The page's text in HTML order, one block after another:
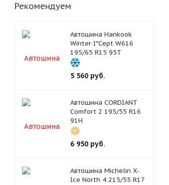
Рекомендуем
Автошина Hankook
Winter I*Cept W616
195/65 R15 95T
5 560руб.
Автошина CORDIANT
Comfort 2 195/55 R16
91H
6 950руб.
Автошина Michelin X-
Ice North 4 215/55 R17